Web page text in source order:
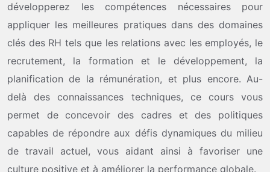
développerez les compétences nécessaires pour
appliquer les meilleures pratiques dans des domaines
clés des RH tels que les relations avec les employés, le
recrutement, la formation et le développement, la
planification de la rémunération, et plus encore. Au-
delà des connaissances techniques, ce cours vous
permet de concevoir des cadres et des politiques
capables de répondre aux défis dynamiques du milieu
de travail actuel, vous aidant ainsi à favoriser une
culture positive et à améliorer la performance globale.